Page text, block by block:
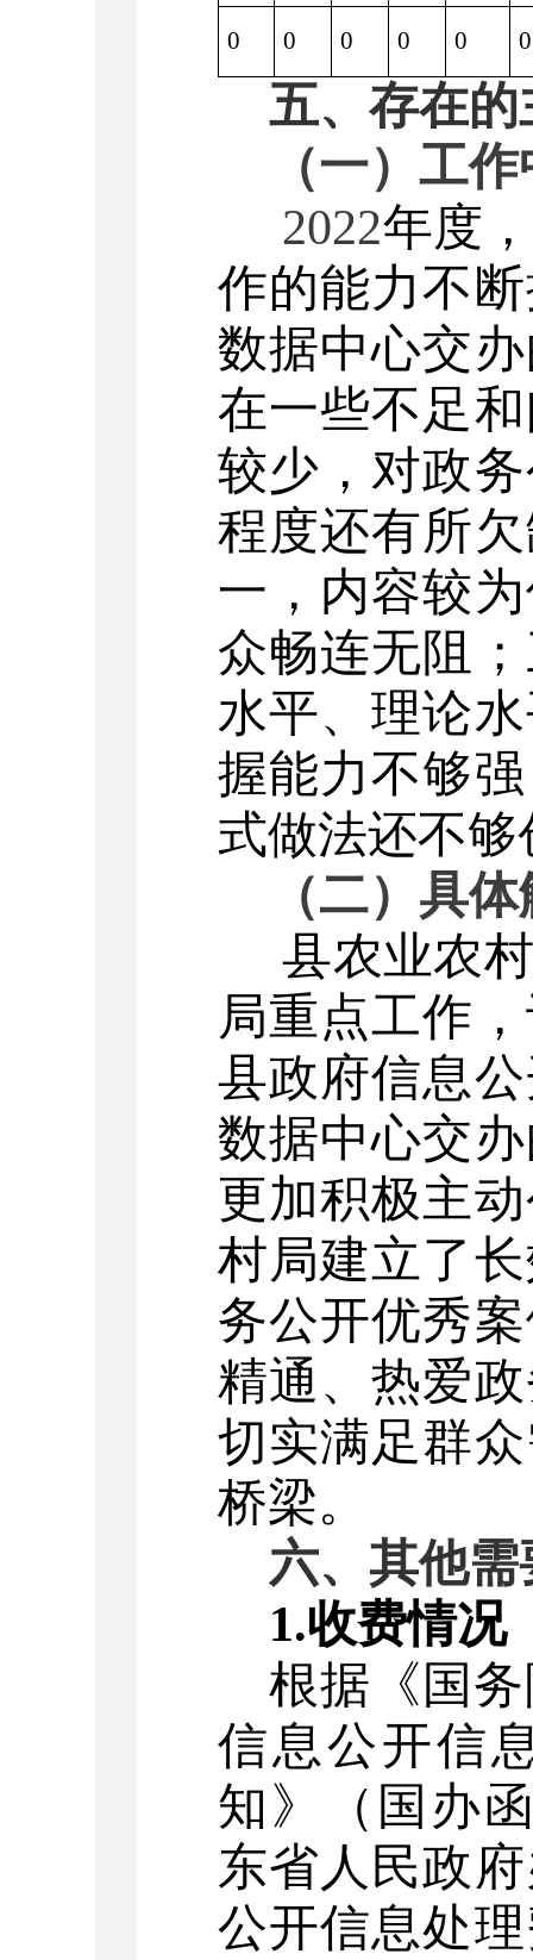
0 0 0 0 0 0
五、存在
（一）工
2022年度
作的能力不
数据中心交
在一些不足
较少，对政
程度还有所
一，内容较
众畅连无阻
水平、理论
握能力不够
式做法还不够
（二）具
县农业农
局重点工作
县政府信息
数据中心交
更加积极主
村局建立了
务公开优秀
精通、热爱
切实满足群
桥梁。
六、其他
1.收费情况
根据《国
信息公开信
知》（国办
东省人民政
公开信息处